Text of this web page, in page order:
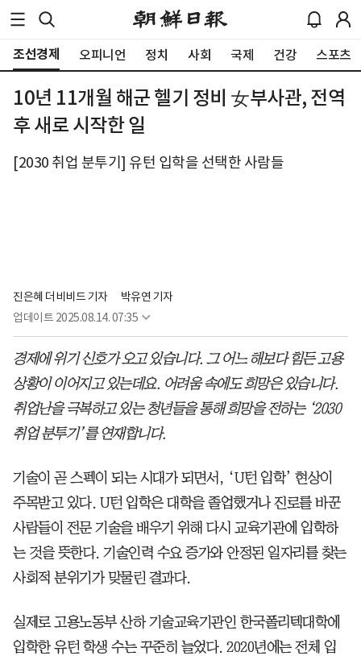
조선경제 오피니언 정치 사회 국제 건강 스포츠
10년 11개월 해군 헬기 정비 女부사관, 전역
후 새로 시작한 일
[2030 취업 분투기] 유턴 입학을 선택한 사람들
진은혜 더비비드 기자
박유연 기자
업데이트 2025.08.14. 07:35
경제에 위기 신호가 오고 있습니다. 그 어느 해보다 힘든 고용
상황이 이어지고 있는데요. 어려움 속에도 희망은 있습니다.
취업난을 극복하고 있는 청년들을 통해 희망을 전하는 ‘2030
취업 분투기’를 연재합니다.
기술이 곧 스펙이 되는 시대가 되면서, ‘U턴 입학’ 현상이
주목받고 있다. U턴 입학은 대학을 졸업했거나 진로를 바꾼
사람들이 전문 기술을 배우기 위해 다시 교육기관에 입학하
는 것을 뜻한다. 기술인력 수요 증가와 안정된 일자리를 찾는
사회적 분위기가 맞물린 결과다.
실제로 고용노동부 산하 기술교육기관인 한국폴리텍대학에
입학한 유턴 학생 수는 꾸준히 늘었다. 2020년에는 전체 입